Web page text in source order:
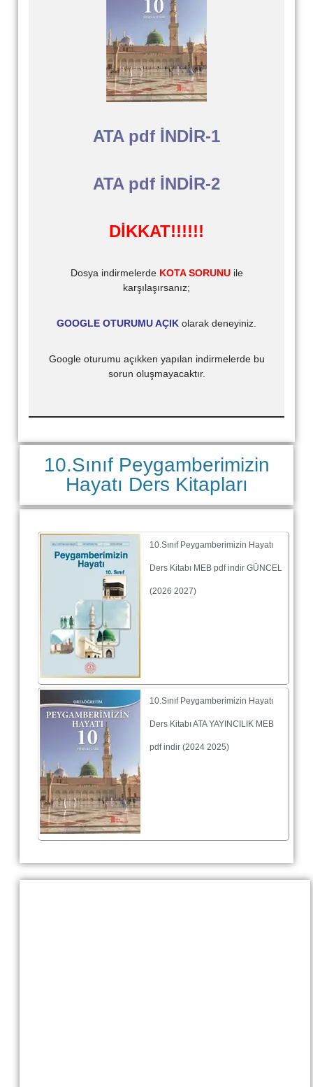
ATA pdf İNDİR-1
ATA pdf İNDİR-2
DİKKAT!!!!!!
Dosya indirmelerde KOTA SORUNUile
karşılaşırsanız;
GOOGLE OTURUMU AÇIK olarak deneyiniz.
Google oturumu açıkken yapılan indirmelerde bu
sorun oluşmayacaktır.
10.Sınıf Peygamberimizin
Hayatı Ders Kitapları
10.Sınıf Peygamberimizin Hayatı
Ders Kitabı MEB pdf indir GÜNCEL
(2026 2027)
10.Sınıf Peygamberimizin Hayatı
Ders Kitabı ATA YAYINCILIK MEB
pdf indir (2024 2025)